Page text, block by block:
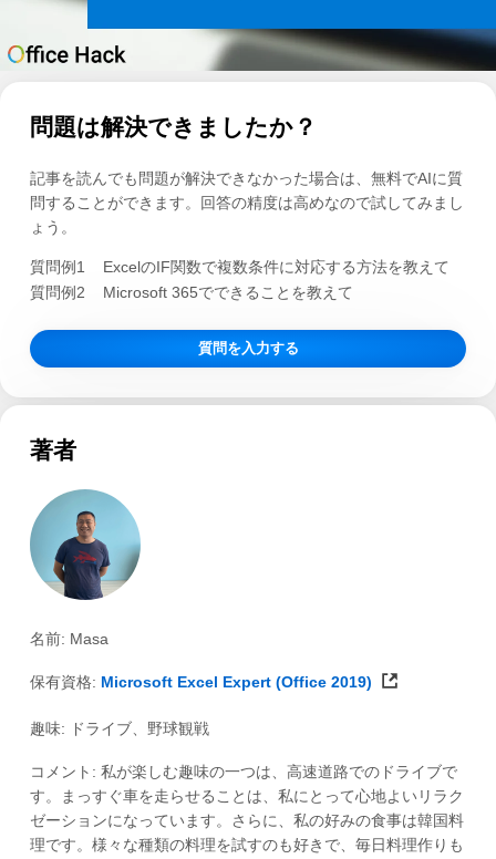
問題は解決できましたか？
記事を読んでも問題が解決できなかった場合は、無料でAIに質
問することができます。回答の精度は高めなので試してみまし
ょう。
質問例1
ExcelのIF関数で複数条件に対応する方法を教えて
質問例2
Microsoft 365でできることを教えて
質問を入力する
著者
名前: Masa
保有資格: Microsoft Excel Expert (Office 2019)
趣味: ドライブ、野球観戦
コメント: 私が楽しむ趣味の一つは、高速道路でのドライブで
す。まっすぐ車を走らせることは、私にとって心地よいリラク
ゼーションになっています。さらに、私の好みの食事は韓国料
理です。様々な種類の料理を試すのも好きで、毎日料理作りも